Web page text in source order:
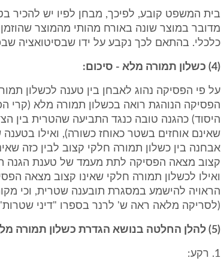
בית המשפט קובע, לפיכך, מבחן לפיו יש להכיר
מדובר במוצר שונה באורח מהותי מהמוצר
כלכלי. בהתאם לכך נקבע על ידו שבסיטואציה
(4) כשלון תמורה מלא - סיכום:
על פי הפסיקה נהוג לאבחן בין טענה לכשלון
הפסיקה הנוהגת רואה בכשלון תמורה מלא (קרי
היסוד) כהגנה טובה כנגד התביעה שהטרית בין
שאינם אוחזים בשטר כאוחז כשורה), ואילו
אבחנה בין כשלון תמורה חלקי קצוב לבין כזה
קצוב מצאה הפסיקה לתת מעמד של טענת הגנה
ואילו לכשלון תמורה חלקי שאינו קצוב מצאה
הראויה להישמע במסגרת תובענה שטרית, וכי
(לסריקה מלאה ראה ש' לרנר בספרו "דיני שטרות", עמ' 331
(5) להלן החלטה בנושא הגדרת כשלון תמורה מלא:
1. רקע: